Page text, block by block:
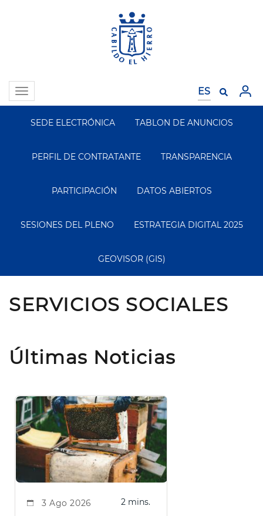
Toggle
navigation
Segundo
Menu
SEDE ELECTRÓNICA TABLON DE ANUNCIOS
PERFIL DE CONTRATANTE TRANSPARENCIA
PARTICIPACIÓN DATOS ABIERTOS
SESIONES DEL PLENO ESTRATEGIA DIGITAL 2025
GEOVISOR (GIS)
SERVICIOS SOCIALES
Últimas Noticias
3 Ago 2026 2 mins.